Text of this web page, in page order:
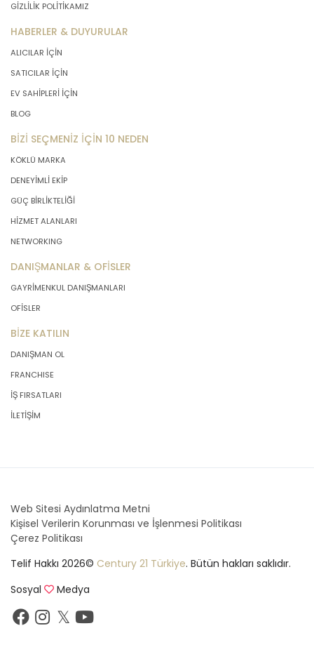
GİZLİLİK POLİTİKAMIZ
HABERLER & DUYURULAR
ALICILAR İÇİN
SATICILAR İÇİN
EV SAHİPLERİ İÇİN
BLOG
BİZİ SEÇMENİZ İÇİN 10 NEDEN
KÖKLÜ MARKA
DENEYİMLİ EKİP
GÜÇ BİRLİKTELİĞİ
HİZMET ALANLARI
NETWORKING
DANIŞMANLAR & OFİSLER
GAYRİMENKUL DANIŞMANLARI
OFİSLER
BİZE KATILIN
DANIŞMAN OL
FRANCHISE
İŞ FIRSATLARI
İLETİŞİM
Web Sitesi Aydınlatma Metni
Kişisel Verilerin Korunması ve İşlenmesi Politikası
Çerez Politikası
Telif Hakkı 2026© Century 21 Türkiye. Bütün hakları saklıdır.
Sosyal
Medya